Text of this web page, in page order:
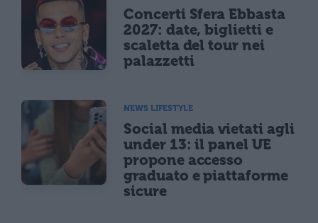
Concerti Sfera Ebbasta
2027: date, biglietti e
scaletta del tour nei
palazzetti
NEWS LIFESTYLE
Social media vietati agli
under 13: il panel UE
propone accesso
graduato e piattaforme
sicure